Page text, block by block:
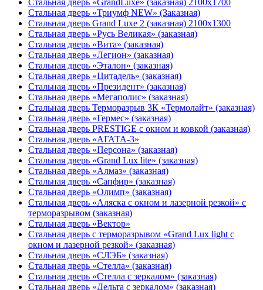
Стальная дверь «GrandLuxe» (заказная) 2100х1700
Стальная дверь «Триумф NEW» (Заказная)
Стальная дверь Grand Luxe 2 (заказная) 2100х1300
Стальная дверь «Русь Великая» (заказная)
Стальная дверь «Вита» (заказная)
Стальная дверь «Легион» (заказная)
Стальная дверь «Эталон» (заказная)
Стальная дверь «Цитадель» (заказная)
Стальная дверь «Президент» (заказная)
Стальная дверь «Мегаполис» (заказная)
Стальная дверь Терморазрыв 3К «Термолайт» (заказная)
Стальная дверь «Гермес» (заказная)
Стальная дверь PRESTIGE с окном и ковкой (заказная)
Стальная дверь «АГАТА-3»
Стальная дверь «Персона» (заказная)
Стальная дверь «Grand Lux lite» (заказная)
Стальная дверь «Алмаз» (заказная)
Стальная дверь «Сапфир» (заказная)
Стальная дверь «Олимп» (заказная)
Стальная дверь «Аляска с окном и лазерной резкой» с
терморазрывом (заказная)
Стальная дверь «Вектор»
Стальная дверь с терморазрывом «Grand Lux light с
окном и лазерной резкой» (заказная)
Стальная дверь «СЛЭБ» (заказная)
Стальная дверь «Стелла» (заказная)
Стальная дверь «Стелла с зеркалом» (заказная)
Стальная дверь «Дельта с зеркалом» (заказная)